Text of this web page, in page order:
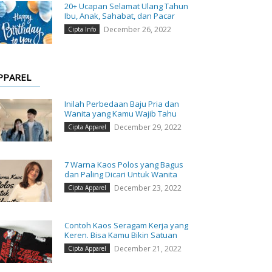
20+ Ucapan Selamat Ulang Tahun
Ibu, Anak, Sahabat, dan Pacar
Cipta Info December 26, 2022
Inilah Perbedaan Baju Pria dan
Wanita yang Kamu Wajib Tahu
Cipta Apparel December 29, 2022
7 Warna Kaos Polos yang Bagus
dan Paling Dicari Untuk Wanita
Cipta Apparel December 23, 2022
Contoh Kaos Seragam Kerja yang
Keren. Bisa Kamu Bikin Satuan
Cipta Apparel December 21, 2022